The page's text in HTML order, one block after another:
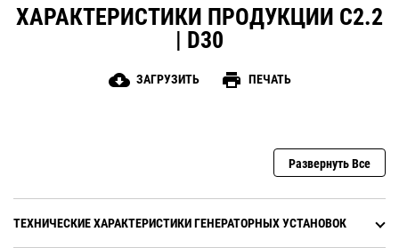
ХАРАКТЕРИСТИКИ ПРОДУКЦИИ C2.2
| D30
cloud_download ЗАГРУЗИТЬ print ПЕЧАТЬ
Развернуть Все
ТЕХНИЧЕСКИЕ ХАРАКТЕРИСТИКИ ГЕНЕРАТОРНЫХ УСТАНОВОК